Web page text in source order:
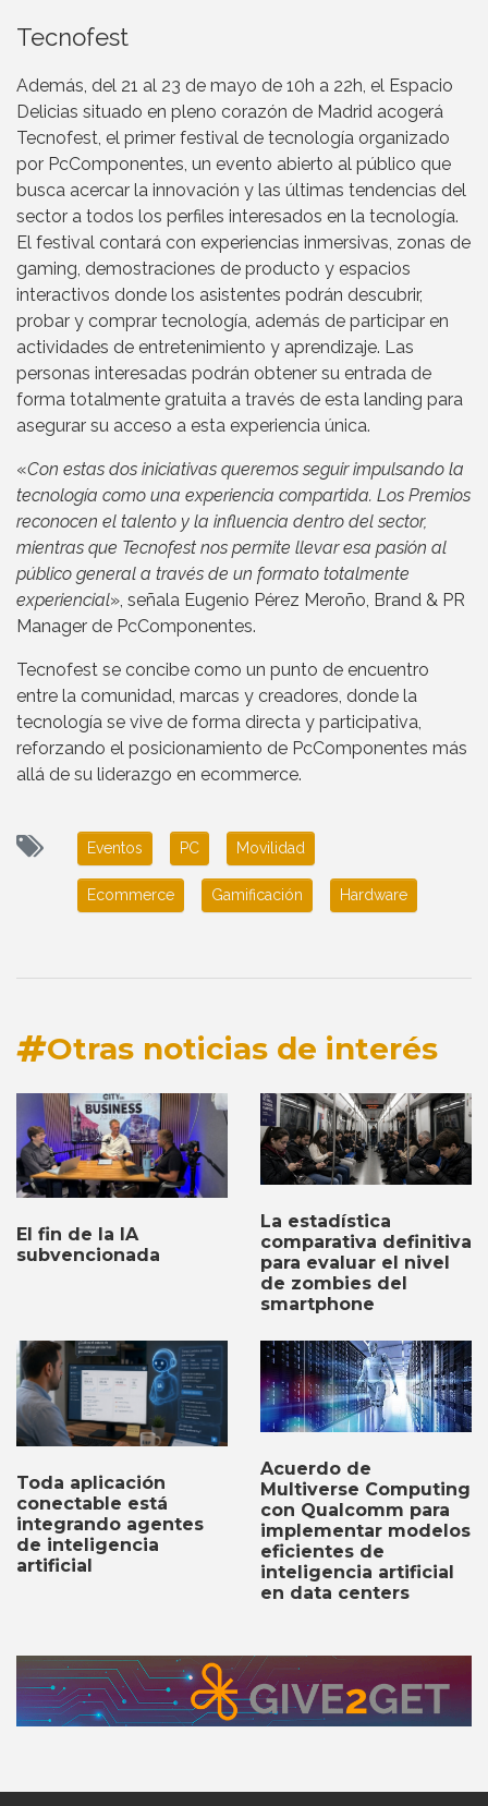
Tecnofest
Además, del 21 al 23 de mayo de 10h a 22h, el Espacio
Delicias situado en pleno corazón de Madrid acogerá
Tecnofest, el primer festival de tecnología organizado
por PcComponentes, un evento abierto al público que
busca acercar la innovación y las últimas tendencias del
sector a todos los perfiles interesados en la tecnología.
El festival contará con experiencias inmersivas, zonas de
gaming, demostraciones de producto y espacios
interactivos donde los asistentes podrán descubrir,
probar y comprar tecnología, además de participar en
actividades de entretenimiento y aprendizaje. Las
personas interesadas podrán obtener su entrada de
forma totalmente gratuita a través de esta landing para
asegurar su acceso a esta experiencia única.
«Con estas dos iniciativas queremos seguir impulsando la
tecnología como una experiencia compartida. Los Premios
reconocen el talento y la influencia dentro del sector,
mientras que Tecnofest nos permite llevar esa pasión al
público general a través de un formato totalmente
experiencial», señala Eugenio Pérez Meroño, Brand & PR
Manager de PcComponentes.
Tecnofest se concibe como un punto de encuentro
entre la comunidad, marcas y creadores, donde la
tecnología se vive de forma directa y participativa,
reforzando el posicionamiento de PcComponentes más
allá de su liderazgo en ecommerce.
Eventos PC Movilidad
Ecommerce Gamificación Hardware
Otras noticias de interés
El fin de la IA
subvencionada
La estadística
comparativa definitiva
para evaluar el nivel
de zombies del
smartphone
Toda aplicación
conectable está
integrando agentes
de inteligencia
artificial
Acuerdo de
Multiverse Computing
con Qualcomm para
implementar modelos
eficientes de
inteligencia artificial
en data centers